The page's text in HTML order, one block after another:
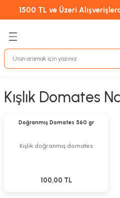
1500 TL ve Üzeri
Kışlık Domates
Doğranmış Domates 560 gr
Kışlık doğranmış domates
100,00 TL